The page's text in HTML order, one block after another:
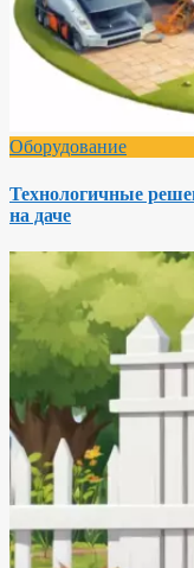
Оборудование
Технологичные
на даче